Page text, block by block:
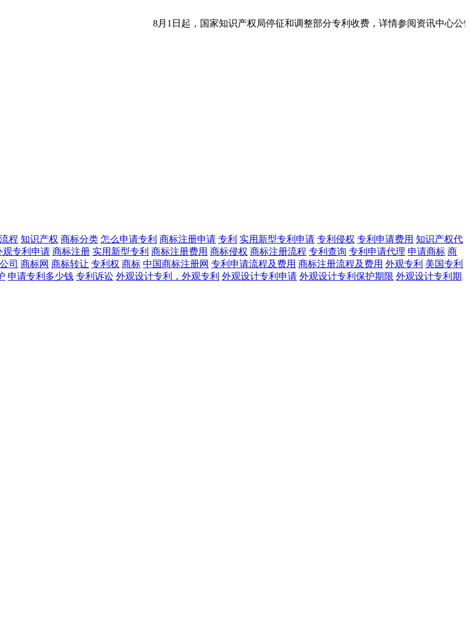
8月1日起，国家知识产权局停征和调整部分专利收费，详情参阅资讯中心公告
程 知识产权 商标分类 怎么申请专利 商标注册申请 专利 实用新型专利申请 专利侵权 专利申请费用 知识产权代
观专利申请 商标注册 实用新型专利 商标注册费用 商标侵权 商标注册流程 专利查询 专利申请代理 申请商标 商
司 商标网 商标转让 专利权 商标 中国商标注册网 专利申请流程及费用 商标注册流程及费用 外观专利 美国专利
申请专利多少钱 专利诉讼 外观设计专利，外观专利 外观设计专利申请 外观设计专利保护期限 外观设计专利期